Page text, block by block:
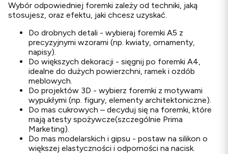
Wybór odpowiedniej foremki zależy od techniki, jaką
stosujesz, oraz efektu, jaki chcesz uzyskać.
Do drobnych detali - wybieraj foremki A5 z
precyzyjnymi wzorami (np. kwiaty, ornamenty,
napisy).
Do większych dekoracji - sięgnij po foremki A4,
idealne do dużych powierzchni, ramek i ozdób
meblowych.
Do projektów 3D - wybierz foremki z motywami
wypukłymi (np. figury, elementy architektoniczne).
Do mas cukrowych – decyduj się na foremki, które
mają atesty spożywcze(szczególnie Prima
Marketing).
Do mas modelarskich i gipsu - postaw na silikon o
większej elastyczności i odporności na nacisk.